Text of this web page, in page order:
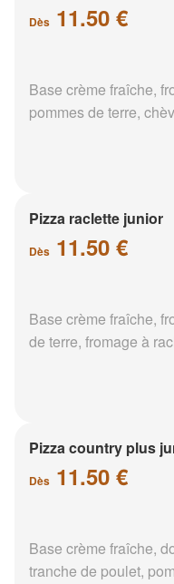
Dès 11.50 €
Base crème fraîche,
pommes de terre,
Pizza raclette junior
Dès 11.50 €
Base crème fraîche,
de terre, fromage à
Pizza country plus
Dès 11.50 €
Base crème fraîche,
tranche de poulet,